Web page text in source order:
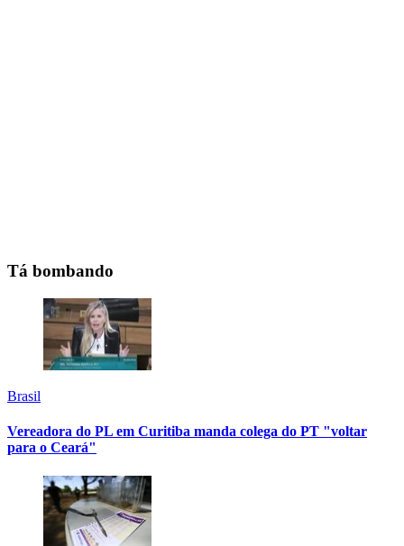
Tá bombando
Brasil
Vereadora do PL em Curitiba manda colega do PT "voltar
para o Ceará"